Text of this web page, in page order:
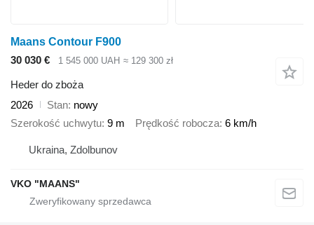
Maans Contour F900
30 030 €
1 545 000 UAH ≈ 129 300 zł
Heder do zboża
2026
Stan nowy
Szerokość uchwytu 9 m Prędkość robocza 6 km/h
Ukraina, Zdolbunov
VKO "MAANS"